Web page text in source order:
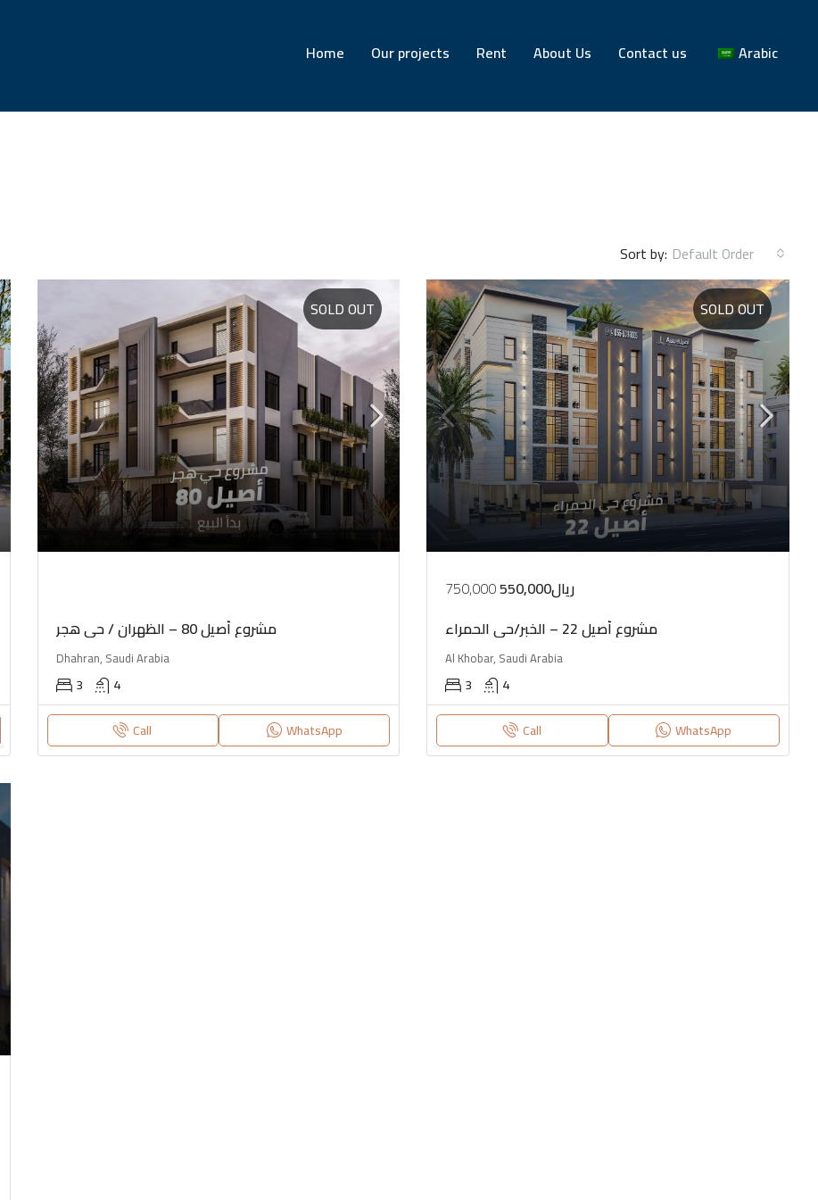
Home Our projects Rent About Us Contact us Arabic
Sort by: Default Order
SOLD OUT
مشروع أصيل 80 – الظهران / حي هجر
Dhahran, Saudi Arabia
3
4
Call
WhatsApp
SOLD OUT
750,000
550,000ريال
مشروع أصيل 22 – الخبر/حي الحمراء
Al Khobar, Saudi Arabia
3
4
Call
WhatsApp